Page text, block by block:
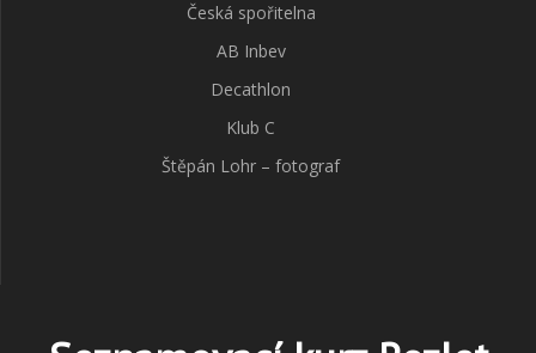
Česká spořitelna
AB Inbev
Decathlon
Klub C
Štěpán Lohr – fotograf